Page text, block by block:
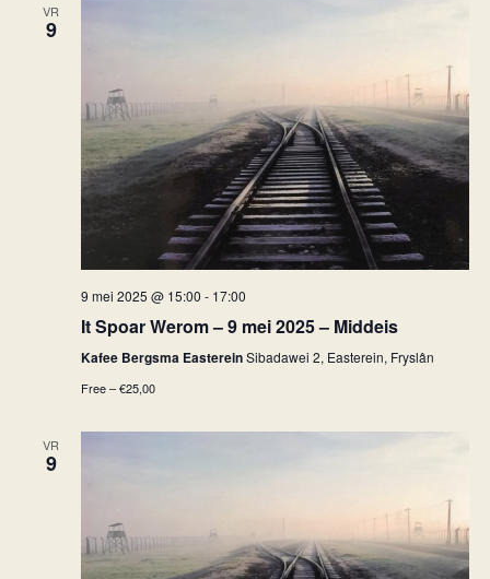
VR
9
9 mei 2025 @ 15:00 - 17:00
It Spoar Werom – 9 mei 2025 – Middeis
Kafee Bergsma EastereinSibadawei 2, Easterein, Fryslân
Free – €25,00
VR
9